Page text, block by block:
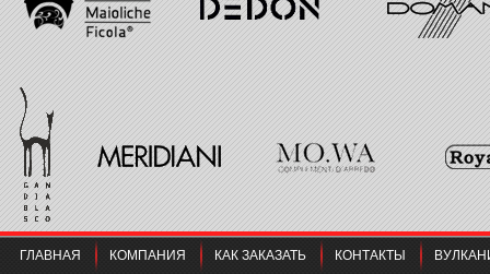
ГЛАВНАЯ КОМПАНИЯ КАК ЗАКАЗАТЬ КОНТАКТЫ